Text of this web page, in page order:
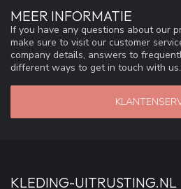
MEER INFORMATIE
If you have any questions about our
make sure to visit our customer
company details, answers to
different ways to get in touch with us.
KLEDING-UITRUSTING.NL